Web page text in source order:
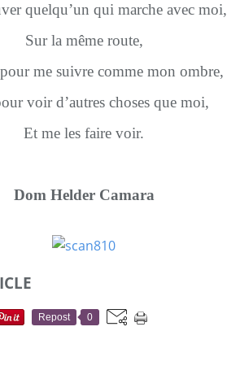
quelqu’un qui marche avec moi,
Sur la même route,
me suivre comme mon ombre,
voir d’autres choses que moi,
Et me les faire voir.
Dom Helder Camara
Repost 0